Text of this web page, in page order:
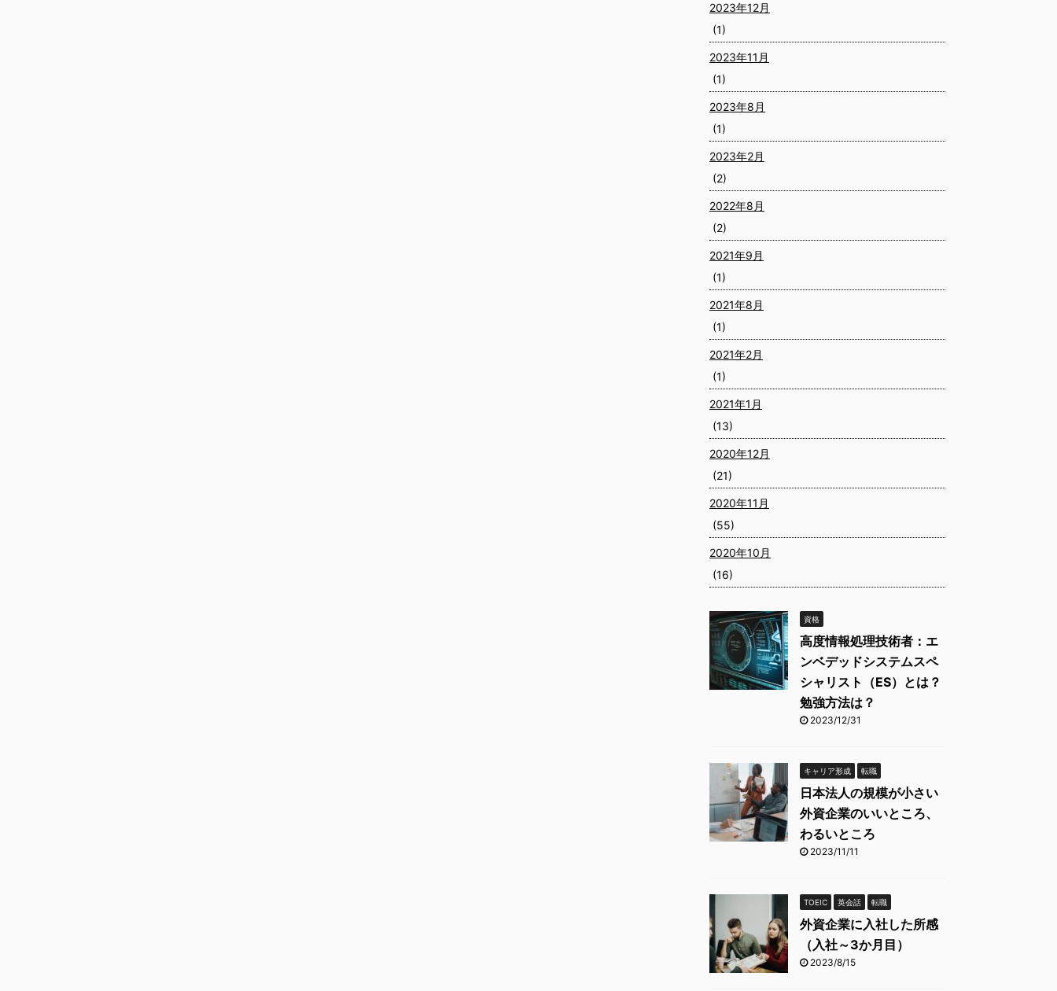
2023年12月
(1)
2023年11月
(1)
2023年8月
(1)
2023年2月
(2)
2022年8月
(2)
2021年9月
(1)
2021年8月
(1)
2021年2月
(1)
2021年1月
(13)
2020年12月
(21)
2020年11月
(55)
2020年10月
(16)
資格
高度情報処理技術者：エ
ンベデッドシステムスペ
シャリスト（ES）とは？
勉強方法は？
2023/12/31
キャリア形成 転職
日本法人の規模が小さい
外資企業のいいところ、
わるいところ
2023/11/11
TOEIC 英会話 転職
外資企業に入社した所感
（入社～3か月目）
2023/8/15